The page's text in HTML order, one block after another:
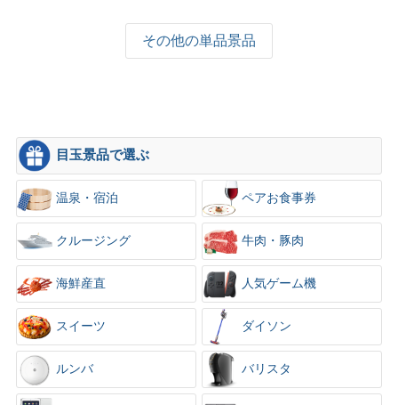
その他の単品景品
目玉景品で選ぶ
温泉・宿泊 ペアお食事券
クルージング 牛肉・豚肉
海鮮産直 人気ゲーム機
スイーツ ダイソン
ルンバ バリスタ